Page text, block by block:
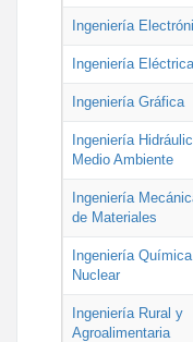
Ingeniería
Ingeniería Eléctrica
Ingeniería Gráfica
Ingeniería
Medio Ambiente
Ingeniería
de Materiales
Ingeniería
Nuclear
Ingeniería Rural y
Agroalimentaria